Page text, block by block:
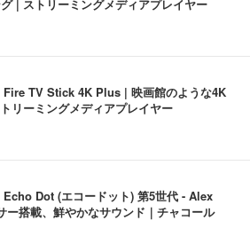
| ストリーミングメディアプレイヤー
TV Stick 4K Plus | 映画館のような4K
リーミングメディアプレイヤー
Dot (エコードット) 第5世代 - Alex
ー搭載、鮮やかなサウンド｜チャコール